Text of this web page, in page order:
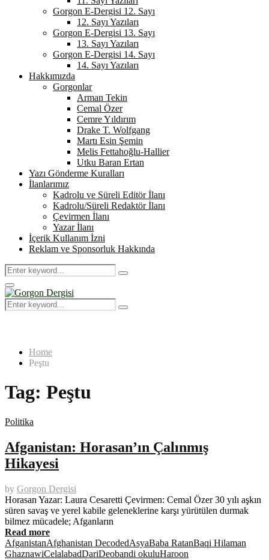
Gorgon E-Dergisi 12. Sayı
12. Sayı Yazıları
Gorgon E-Dergisi 13. Sayı
13. Sayı Yazıları
Gorgon E-Dergisi 14. Sayı
14. Sayı Yazıları
Hakkımızda
Gorgonlar
Arman Tekin
Cemal Özer
Cemre Yıldırım
Drake T. Wolfgang
Martı Esin Şemin
Melis Fettahoğlu-Hallier
Utku Baran Ertan
Yazı Gönderme Kuralları
İlanlarımız
Kadrolu ve Süreli Editör İlanı
Kadrolu/Süreli Redaktör İlanı
Çevirmen İlanı
Yazar İlanı
İçerik Kullanım İzni
Reklam ve Sponsorluk Hakkında
Search
for:
Search
Primary
Menu
Search
for:
Search
Home
Peştu
Tag: Peştu
Politika
Afganistan: Horasan’ın Çalınmış
Hikayesi
by Gorgon Dergisi
Horasan Yazar: Laura Cesaretti Çevirmen: Cemal Özer 30 yılı aşkın
süren savaş ve yerel kabile geleneklerine karşı yürütülen durmak
bilmez mücadele; Afganların
Read more
AfganistanAfghanistan DecodedAsyaBaba RatanBaqi Hilaman
GhaznawiCelalabadDariDeobandi okuluHaroon